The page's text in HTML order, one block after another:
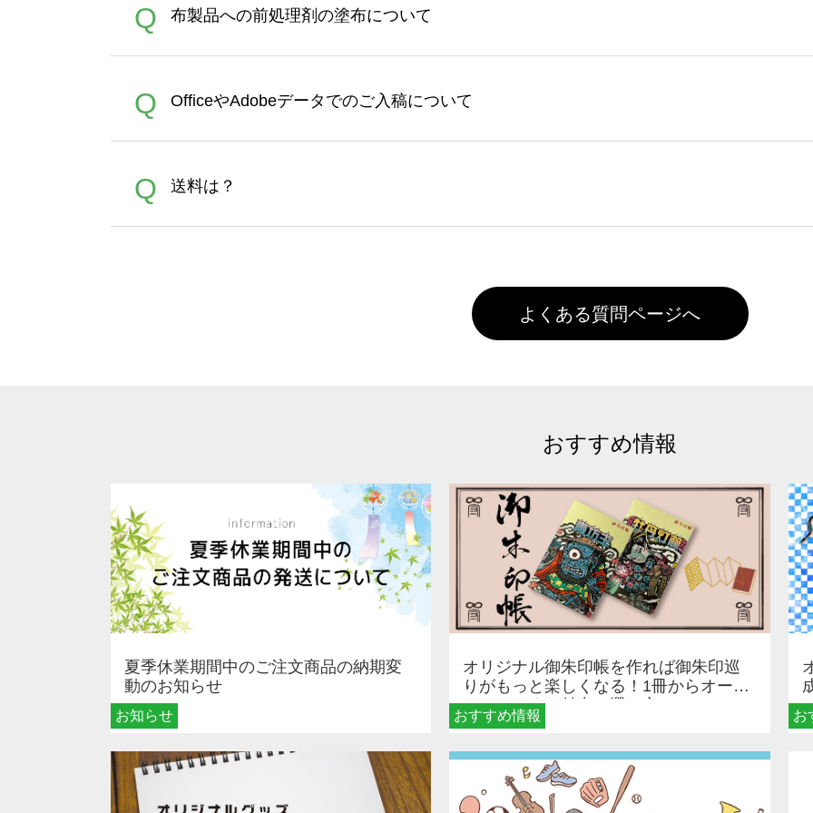
A
ポイントとして付与され、次回ご注文時に1ポイント＝1円としてお使いいただけます。ポイ
文時からご利用頂けます。ポイントの有効期限は一年間です。【会員ランク】過去10カ月の
れば、ランクにカウントがされません。
Q 布製品への前処理剤の塗布について
A
イト以外）のプリントは、濃色インクジェット印刷といって、プリントを定着させるための
品をお届けするため、処理剤は塗布されたままの状態で出荷を行っております。処理剤自体
文に関わらず、前処理剤が残った状態でお届けとなる場合がございます。※2 濃色は淡色に
Q OfficeやAdobeデータでのご入稿について
A
Adobeデータ(AI,PSD)で保存して頂き、デザインツール上にアップロードをお願い致します。
Q 送料は？
よくある質問ページへ
おすすめ情報
お知らせ
夏季休業期間中のご注文商品の納期変
動のお知らせ
おすすめ情報
オリジナル御朱印帳を作れば御朱印巡
りがもっと楽しくなる！1冊からオーダ
ーメイドする魅力と選び方
お